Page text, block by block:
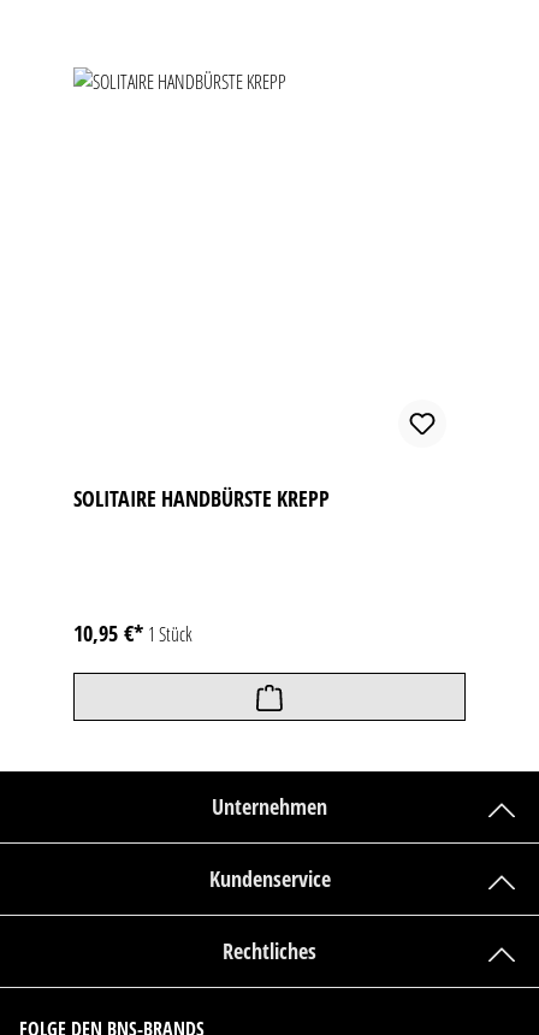
SOLITAIRE HANDBÜRSTE KREPP
10,95 €* 1 Stück
Unternehmen
Kundenservice
Rechtliches
FOLGE DEN BNS-BRANDS